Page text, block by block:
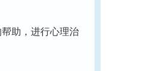
助，进行心理治